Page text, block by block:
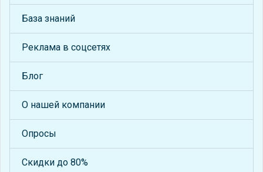
База знаний
Реклама в соцсетях
Блог
О нашей компании
Опросы
Скидки до 80%